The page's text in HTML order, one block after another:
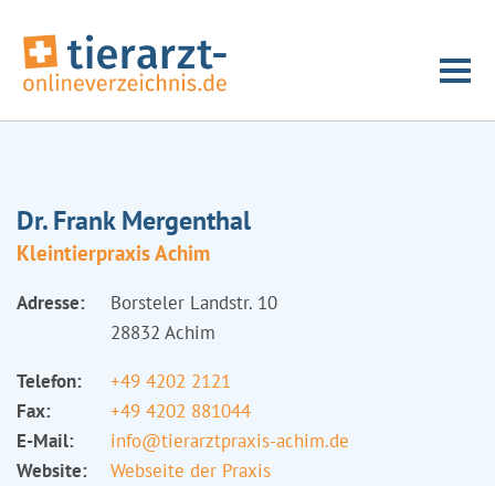
Dr. Frank Mergenthal
Kleintierpraxis Achim
Adresse:
Borsteler Landstr. 10
28832 Achim
Telefon:
+49 4202 2121
Fax:
+49 4202 881044
E-Mail:
info@tierarztpraxis-achim.de
Website:
Webseite der Praxis